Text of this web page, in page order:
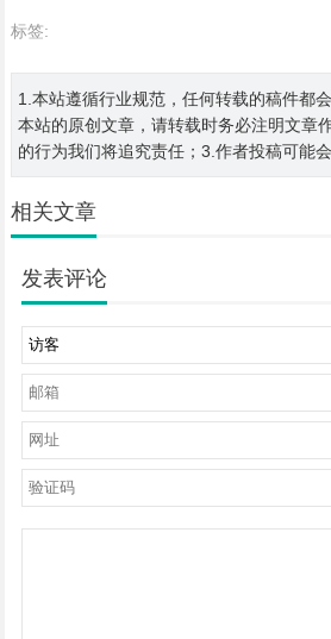
标签:
1.本站遵循行业规范，任何转载的稿件都
本站的原创文章，请转载时务必注明文章
的行为我们将追究责任；3.作者投稿可能
相关文章
发表评论